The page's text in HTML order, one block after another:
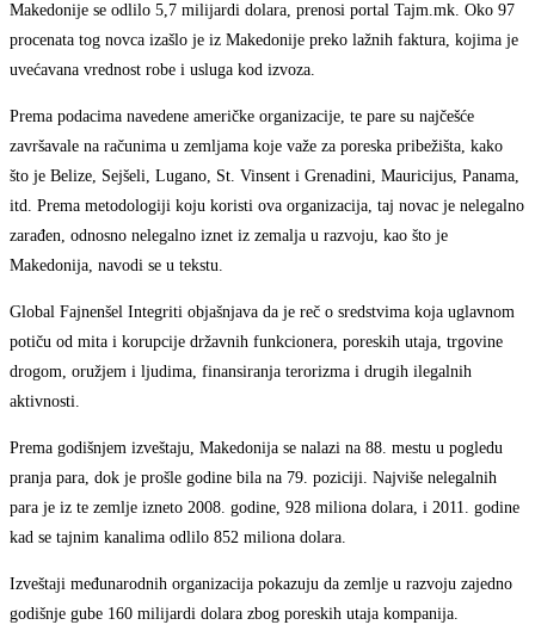
Makedonije se odlilo 5,7 milijardi dolara, prenosi portal Tajm.mk. Oko 97
procenata tog novca izašlo je iz Makedonije preko lažnih faktura, kojima je
uvećavana vrednost robe i usluga kod izvoza.
Prema podacima navedene američke organizacije, te pare su najčešće
završavale na računima u zemljama koje važe za poreska pribežišta, kako
što je Belize, Sejšeli, Lugano, St. Vinsent i Grenadini, Mauricijus, Panama,
itd. Prema metodologiji koju koristi ova organizacija, taj novac je nelegalno
zarađen, odnosno nelegalno iznet iz zemalja u razvoju, kao što je
Makedonija, navodi se u tekstu.
Global Fajnenšel Integriti objašnjava da je reč o sredstvima koja uglavnom
potiču od mita i korupcije državnih funkcionera, poreskih utaja, trgovine
drogom, oružjem i ljudima, finansiranja terorizma i drugih ilegalnih
aktivnosti.
Prema godišnjem izveštaju, Makedonija se nalazi na 88. mestu u pogledu
pranja para, dok je prošle godine bila na 79. poziciji. Najviše nelegalnih
para je iz te zemlje izneto 2008. godine, 928 miliona dolara, i 2011. godine
kad se tajnim kanalima odlilo 852 miliona dolara.
Izveštaji međunarodnih organizacija pokazuju da zemlje u razvoju zajedno
godišnje gube 160 milijardi dolara zbog poreskih utaja kompanija.